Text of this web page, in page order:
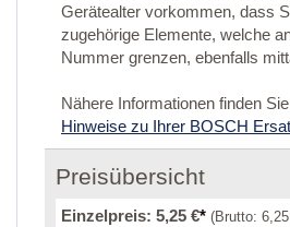
Gerätealter vorkommen, dass
zugehörige Elemente, welche
Nummer grenzen, ebenfalls
Nähere Informationen finden
Hinweise zu Ihrer BOSCH
Preisübersicht
Einzelpreis: 5,25 €* (Brutto: